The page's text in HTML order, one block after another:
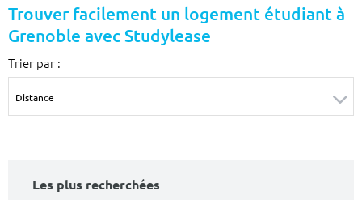
Budget min
€
Budget max
m² m²
Trouver facilement un logement étudiant à
Grenoble avec Studylease
Trier par :
Les plus recherchées